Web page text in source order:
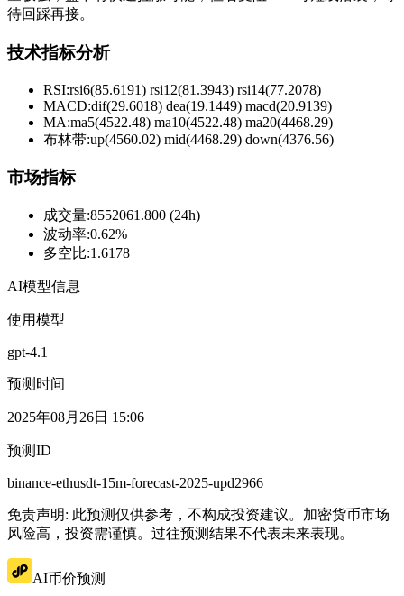
待回踩再接。
技术指标分析
RSI:rsi6(85.6191) rsi12(81.3943) rsi14(77.2078)
MACD:dif(29.6018) dea(19.1449) macd(20.9139)
MA:ma5(4522.48) ma10(4522.48) ma20(4468.29)
布林带:up(4560.02) mid(4468.29) down(4376.56)
市场指标
成交量:8552061.800 (24h)
波动率:0.62%
多空比:1.6178
AI模型信息
使用模型
gpt-4.1
预测时间
2025年08月26日 15:06
预测ID
binance-ethusdt-15m-forecast-2025-upd2966
免责声明: 此预测仅供参考，不构成投资建议。加密货币市场
风险高，投资需谨慎。过往预测结果不代表未来表现。
AI币价预测